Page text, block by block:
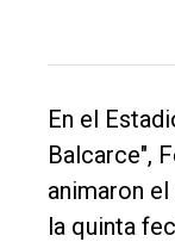
El
único
DIARIO
Balcarce
En el
Balcarce",
animaron
la quinta